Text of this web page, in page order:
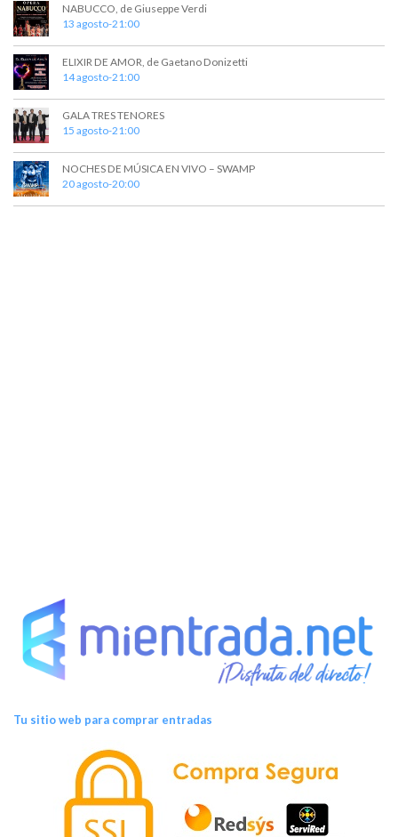
NABUCCO, de Giuseppe Verdi
13 agosto-21:00
ELIXIR DE AMOR, de Gaetano Donizetti
14 agosto-21:00
GALA TRES TENORES
15 agosto-21:00
NOCHES DE MÚSICA EN VIVO – SWAMP
20 agosto-20:00
Tu sitio web para comprar entradas